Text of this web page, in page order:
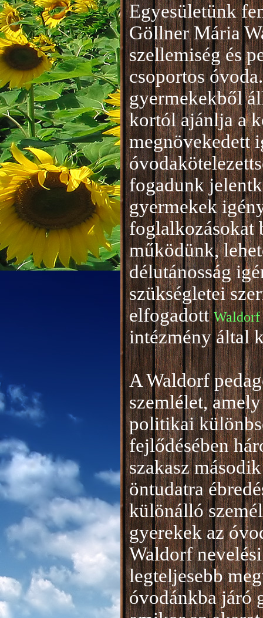
Egyesületünk
Göllner Mária
szellemiség és
csoportos
gyermekekből
kortól ajánlja a
megnövekedett
fogadunk
gyermekek
foglalkozásokat
működünk,
délutánosság
szükségletei
elfogadott Waldorf
intézmény által
A Waldorf
szemlélet,
politikai
fejlődésében
szakasz
öntudatra
különálló
gyerekek az
Waldorf
legteljesebb
óvodánkba járó